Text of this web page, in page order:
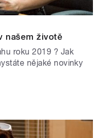
našem životě
roku 2019 ? Jak
nějaké novinky